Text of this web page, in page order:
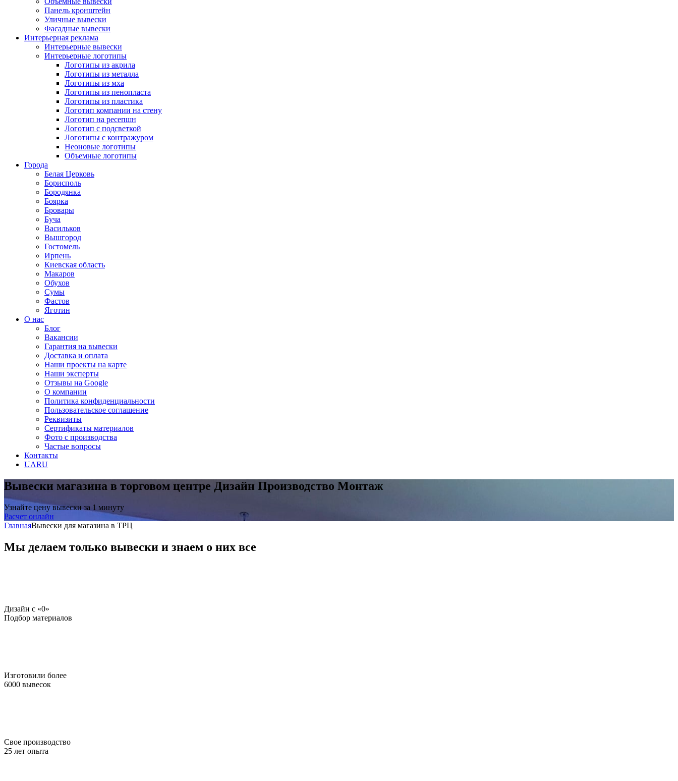
Панель кронштейн
Уличные вывески
Фасадные вывески
Интерьерная реклама
Интерьерные вывески
Интерьерные логотипы
Логотипы из акрила
Логотипы из металла
Логотипы из мха
Логотипы из пенопласта
Логотипы из пластика
Логотип компании на стену
Логотип на ресепшн
Логотип с подсветкой
Логотипы с контражуром
Неоновые логотипы
Объемные логотипы
Города
Белая Церковь
Борисполь
Бородянка
Боярка
Бровары
Буча
Васильков
Вышгород
Гостомель
Ирпень
Киевская область
Макаров
Обухов
Сумы
Фастов
Яготин
О нас
Блог
Вакансии
Гарантия на вывески
Доставка и оплата
Наши проекты на карте
Наши эксперты
Отзывы на Google
О компании
Политика конфиденциальности
Пользовательское соглашение
Реквизиты
Сертификаты материалов
Фото с производства
Частые вопросы
Контакты
UARU
Вывески магазина в торговом центре Дизайн Производство Монтаж
Узнайте цену вывески за 1 минуту
Расчет онлайн
ГлавнаяВывески для магазина в ТРЦ
Мы делаем только вывески и знаем о них все
Дизайн c «0»
Подбор материалов
Изготовили более
6000 вывесок
Свое производство
25 лет опыта